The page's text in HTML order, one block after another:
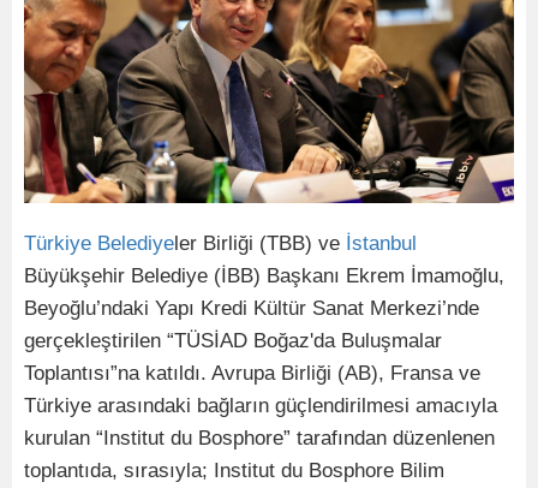
Türkiye Belediyeler Birliği (TBB) ve İstanbul
Büyükşehir Belediye (İBB) Başkanı Ekrem İmamoğlu,
Beyoğlu’ndaki Yapı Kredi Kültür Sanat Merkezi’nde
gerçekleştirilen “TÜSİAD Boğaz'da Buluşmalar
Toplantısı”na katıldı. Avrupa Birliği (AB), Fransa ve
Türkiye arasındaki bağların güçlendirilmesi amacıyla
kurulan “Institut du Bosphore” tarafından düzenlenen
toplantıda, sırasıyla; Institut du Bosphore Bilim